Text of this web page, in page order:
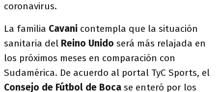
coronavirus.
La familia Cavani contempla que la situación
sanitaria del Reino Unido será más relajada en
los próximos meses en comparación con
Sudamérica. De acuerdo al portal TyC Sports, el
Consejo de Fútbol de Boca se enteró por los